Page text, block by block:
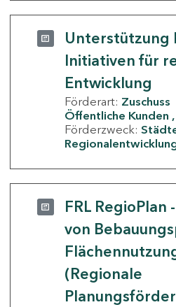
Unterstützung
Initiativen für
Entwicklung
Förderart: Zuschuss
Öffentliche Kunden
Förderzweck:
FRL RegioPlan
von
(Regionale